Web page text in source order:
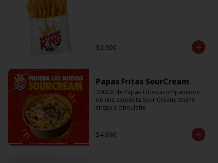
$2.900
Papas Fritas SourCream
300GR de Papas Fritas acompañados
de una exquisita Sour Cream, tocino
crispy y ciboulette
$4.690